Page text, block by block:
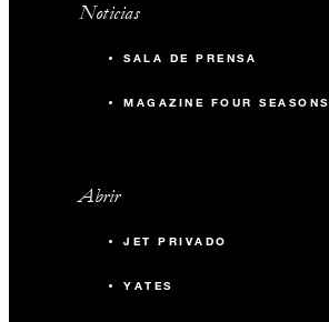
Noticias
SALA DE PRENSA
MAGAZINE FOUR SEASONS
Abrir
JET PRIVADO
YATES